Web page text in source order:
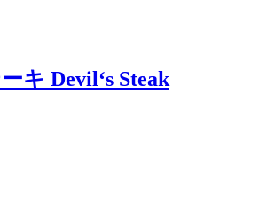
キ Devil‘s Steak